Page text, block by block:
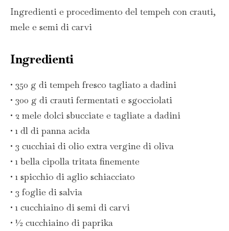
Ingredienti e procedimento del tempeh con crauti,
mele e semi di carvi
Ingredienti
• 350 g di tempeh fresco tagliato a dadini
• 300 g di crauti fermentati e sgocciolati
• 2 mele dolci sbucciate e tagliate a dadini
• 1 dl di panna acida
• 3 cucchiai di olio extra vergine di oliva
• 1 bella cipolla tritata finemente
• 1 spicchio di aglio schiacciato
• 3 foglie di salvia
• 1 cucchiaino di semi di carvi
• ½ cucchiaino di paprika